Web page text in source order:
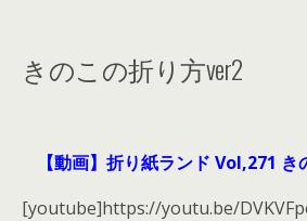
きのこの折り方ver2
【動画】折り紙ランド Vol,271
[youtube]https://youtu.be/